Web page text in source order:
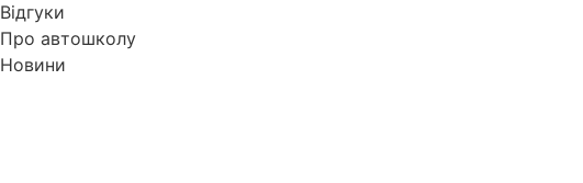
Відгуки
Про автошколу
Новини